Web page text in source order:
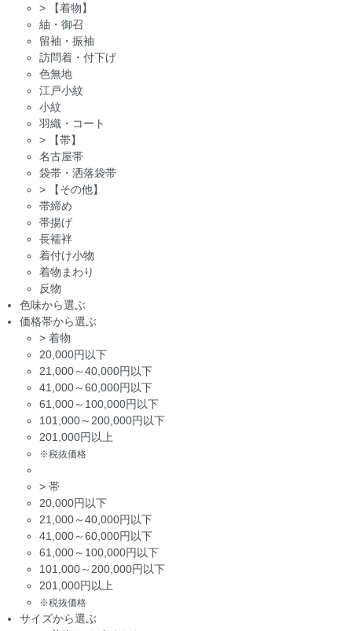
>
【着物】
紬・御召
留袖・振袖
訪問着・付下げ
色無地
江戸小紋
小紋
羽織・コート
>
【帯】
名古屋帯
袋帯・洒落袋帯
>
【その他】
帯締め
帯揚げ
長襦袢
着付け小物
着物まわり
反物
色味から選ぶ
価格帯から選ぶ
> 着物
20,000円以下
21,000～40,000円以下
41,000～60,000円以下
61,000～100,000円以下
101,000～200,000円以下
201,000円以上
※税抜価格
> 帯
20,000円以下
21,000～40,000円以下
41,000～60,000円以下
61,000～100,000円以下
101,000～200,000円以下
201,000円以上
※税抜価格
サイズから選ぶ